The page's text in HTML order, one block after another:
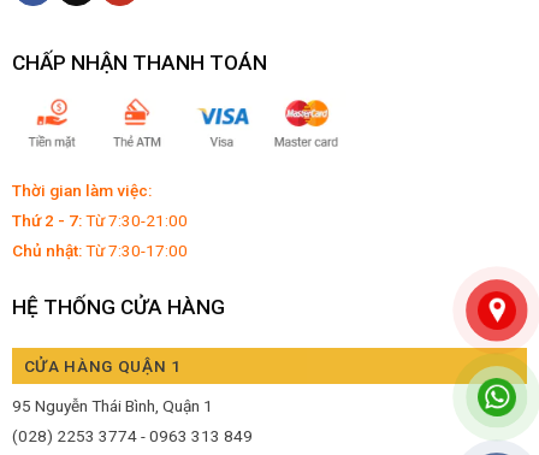
CHẤP NHẬN THANH TOÁN
Thời gian làm việc:
Thứ 2 - 7:Từ 7:30-21:00
Chủ nhật:Từ 7:30-17:00
HỆ THỐNG CỬA HÀNG
CỬA HÀNG QUẬN 1
95 Nguyễn Thái Bình, Quận 1
(028) 2253 3774 - 0963 313 849